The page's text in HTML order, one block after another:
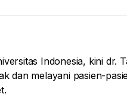
Indonesia, kini dr.
dan melayani pasien-